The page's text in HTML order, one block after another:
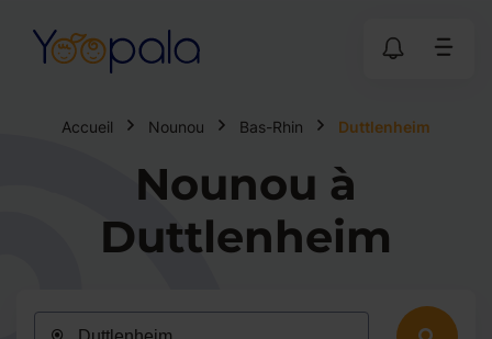
Accueil Nounou Bas-Rhin Duttlenheim
Nounou à
Duttlenheim